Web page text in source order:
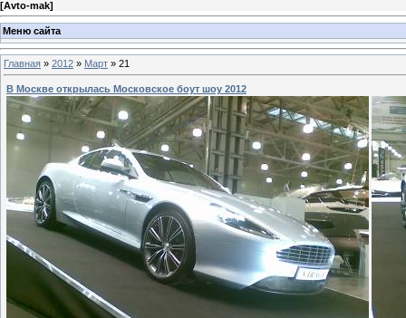
[Avto-mak]
Меню сайта
Главная » 2012 » Март » 21
В Москве открылась Московское боут шоу 2012